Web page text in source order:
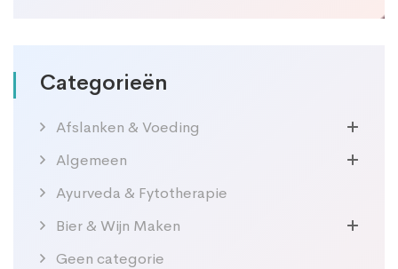
Categorieën
Afslanken & Voeding
Algemeen
Ayurveda & Fytotherapie
Bier & Wijn Maken
Geen categorie